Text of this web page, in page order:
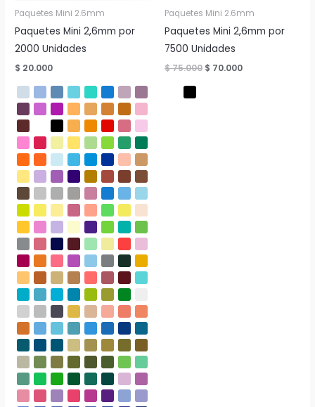
Paquetes Mini 2.6mm
Paquetes Mini 2,6mm por
2000 Unidades
$ 20.000
Paquetes Mini 2.6mm
Paquetes Mini 2,6mm por
7500 Unidades
$75.000 El
$ 70.000El